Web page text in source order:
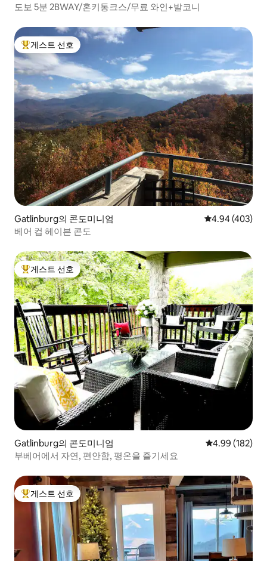
도보 5분 2BWAY/혼키통크스/무료 와인+발코니
상위 게스트 선호
게스트 선호
Gatlinburg의 콘도미니엄 평점 4.94점(5
4.94 (403)
베어 컵 헤이븐 콘도
상위 게스트 선호
게스트 선호
Gatlinburg의 콘도미니엄 평점 4.99점(5
4.99 (182)
부베어에서 자연, 편안함, 평온을 즐기세요
상위 게스트 선호
게스트 선호